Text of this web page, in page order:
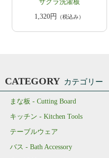
サクラ洗濯板
1,320円
（税込み）
CATEGORY カテゴリー
まな板 - Cutting Board
キッチン - Kitchen Tools
テーブルウェア
バス - Bath Accessory